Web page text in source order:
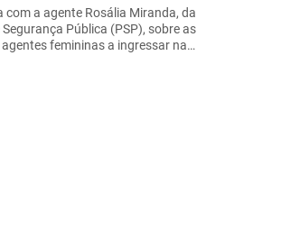
com a agente Rosália Miranda, da
Segurança Pública (PSP), sobre as
femininas a ingressar na…